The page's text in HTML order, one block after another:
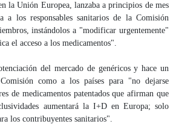
la Unión Europea, lanzaba a principios de mes
a los responsables sanitarios de la Comisión
instándolos a "modificar urgentemente"
el acceso a los medicamentos".
del mercado de genéricos y hace un
como a los países para "no dejarse
de medicamentos patentados que afirman que
aumentará la I+D en Europa; solo
los contribuyentes sanitarios".